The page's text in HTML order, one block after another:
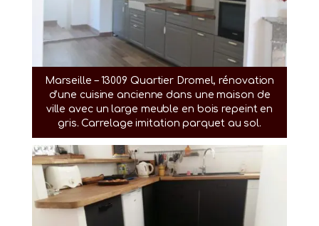
Marseille – 13009 Quartier Dromel, rénovation
d’une cuisine ancienne dans une maison de
ville avec un large meuble en bois repeint en
gris. Carrelage imitation parquet au sol.